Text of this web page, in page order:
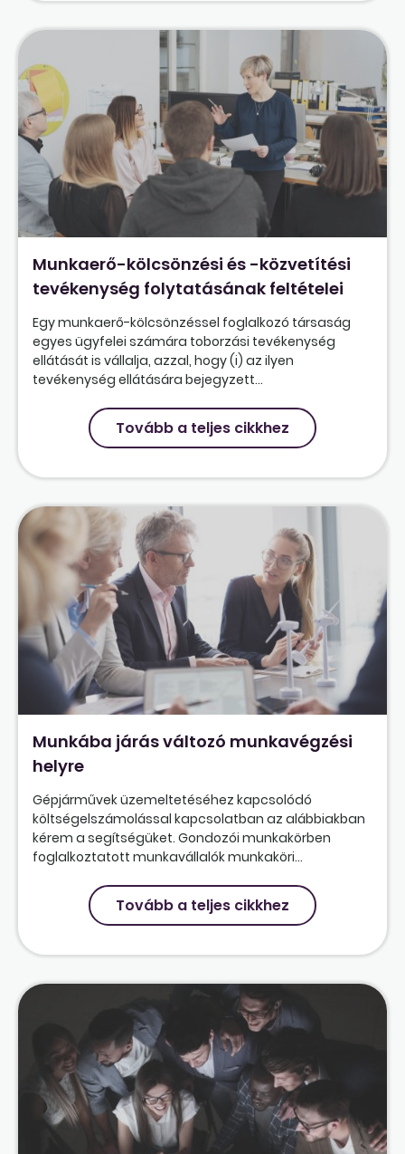
Munkaerő-kölcsönzési és -közvetítési
tevékenység folytatásának feltételei
Egy munkaerő-kölcsönzéssel foglalkozó társaság
egyes ügyfelei számára toborzási tevékenység
ellátását is vállalja, azzal, hogy (i) az ilyen
tevékenység ellátására bejegyzett...
Tovább a teljes cikkhez
Munkába járás változó munkavégzési
helyre
Gépjárművek üzemeltetéséhez kapcsolódó
költségelszámolással kapcsolatban az alábbiakban
kérem a segítségüket. Gondozói munkakörben
foglalkoztatott munkavállalók munkaköri...
Tovább a teljes cikkhez